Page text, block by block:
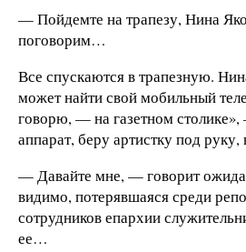
— Пойдемте на трапезу, Нина
поговорим…
Все спускаются в трапезную.
может найти свой мобильный
говорю, — на газетном
аппарат, беру артистку под
— Давайте мне, — говорит
видимо, потерявшаяся среди
сотрудников епархии
ее…